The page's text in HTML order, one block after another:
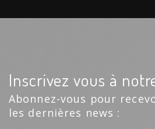
Inscrivez vous à
Abonnez-vous pour
les dernières news :